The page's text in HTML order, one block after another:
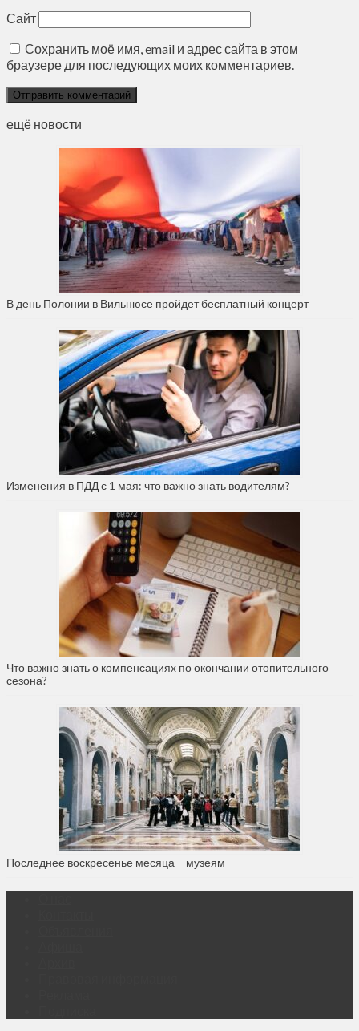
Сайт
Сохранить моё имя, email и адрес сайта в этом
браузере для последующих моих комментариев.
ещё новости
В день Полонии в Вильнюсе пройдет бесплатный концерт
Изменения в ПДД с 1 мая: что важно знать водителям?
Что важно знать о компенсациях по окончании отопительного
сезона?
Последнее воскресенье месяца – музеям